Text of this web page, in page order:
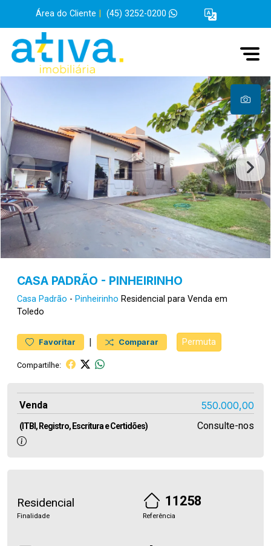
Área do Cliente (45) 3252-0200
CASA PADRÃO - PINHEIRINHO
Casa Padrão - Pinheirinho Residencial para Venda em
Toledo
Favoritar | Comparar Permuta
Compartilhe:
Venda 550.000,00
(ITBI, Registro, Escritura e Certidões) Consulte-nos
Residencial
Finalidade
11258
Referência